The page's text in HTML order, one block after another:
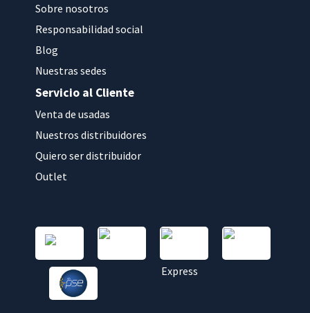
Sobre nosotros
Responsabilidad social
Blog
Nuestras sedes
Servicio al Cliente
Venta de usadas
Nuestros distribuidores
Quiero ser distribuidor
Outlet